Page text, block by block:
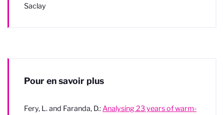
Saclay
Pour en savoir plus
Fery, L. and Faranda, D.:Analysing 23 years of warm-